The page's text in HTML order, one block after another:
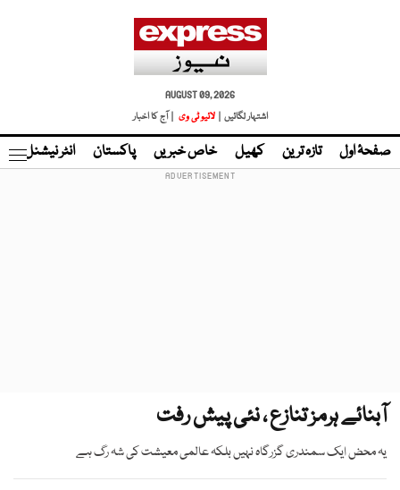
AUGUST 09, 2026
اشتہار لگائیں |
لائیو ٹی وی | آج کا اخبار
صفحۂ اول تازہ ترین کھیل خاص خبریں پاکستان انٹر نیشنل
آبنائے ہرمز تنازع ، نئی پیش رفت
یہ محض ایک سمندری گزرگاہ نہیں بلکہ عالمی معیشت کی شہ رگ ہے